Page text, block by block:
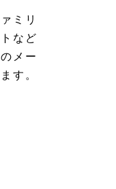
ミリ
など
メー
す。